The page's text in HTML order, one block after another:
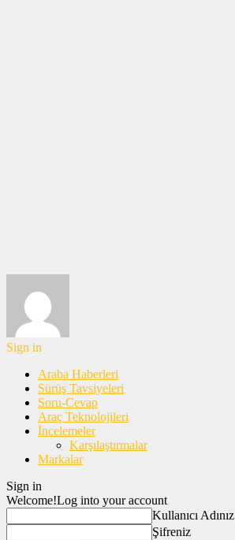
Sign in
Araba Haberleri
Sürüş Tavsiyeleri
Soru-Cevap
Araç Teknolojileri
İncelemeler
Karşılaştırmalar
Markalar
Sign in
Welcome!Log into your account
Kullanıcı Adınız
Şifreniz